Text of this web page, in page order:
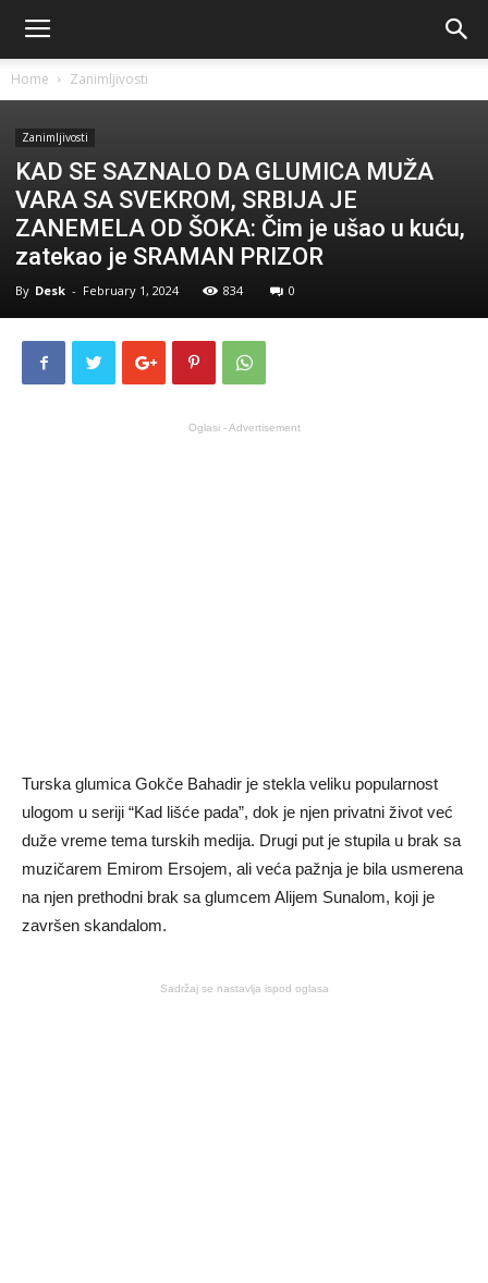
Home Zanimljivosti
Zanimljivosti
KAD SE SAZNALO DA GLUMICA MUŽA
VARA SA SVEKROM, SRBIJA JE
ZANEMELA OD ŠOKA: Čim je ušao u kuću,
zatekao je SRAMAN PRIZOR
By Desk - February 1, 2024 834 0
Oglasi - Advertisement
Turska glumica Gokče Bahadir je stekla veliku popularnost
ulogom u seriji “Kad lišće pada”, dok je njen privatni život već
duže vreme tema turskih medija. Drugi put je stupila u brak sa
muzičarem Emirom Ersojem, ali veća pažnja je bila usmerena
na njen prethodni brak sa glumcem Alijem Sunalom, koji je
završen skandalom.
Sadržaj se nastavlja ispod oglasa